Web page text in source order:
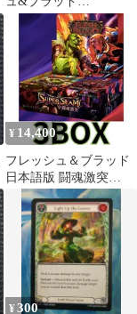
FLESH&BLOOD 闘魂
¥ 14,400
フレッシュ＆ブラッド
日本語版 闘魂激突
(Super Slam) ブースタ
ー 3BOX
¥300